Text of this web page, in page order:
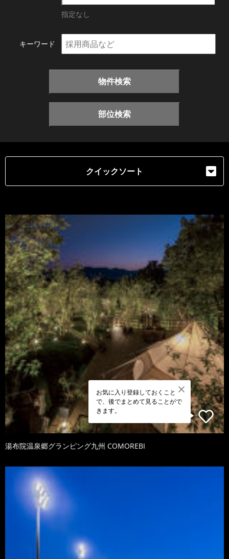
指定なし
キーワード
物件検索
部位検索
クイックソート
お気に入り登録しておくこと
で、後でまとめて見ることがで
きます。
湯布院温泉郷グランピング九州 COMOREBI